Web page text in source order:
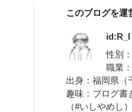
このブログを運
id:R_I
性別
職業
出身：福岡県（
趣味：ブログ書
（#いしやめし